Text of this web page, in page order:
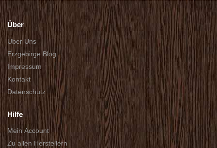
Über
Über Uns
Erzgebirge Blog
Impressum
Kontakt
Datenschutz
Hilfe
Mein Account
Zu allen Herstellern